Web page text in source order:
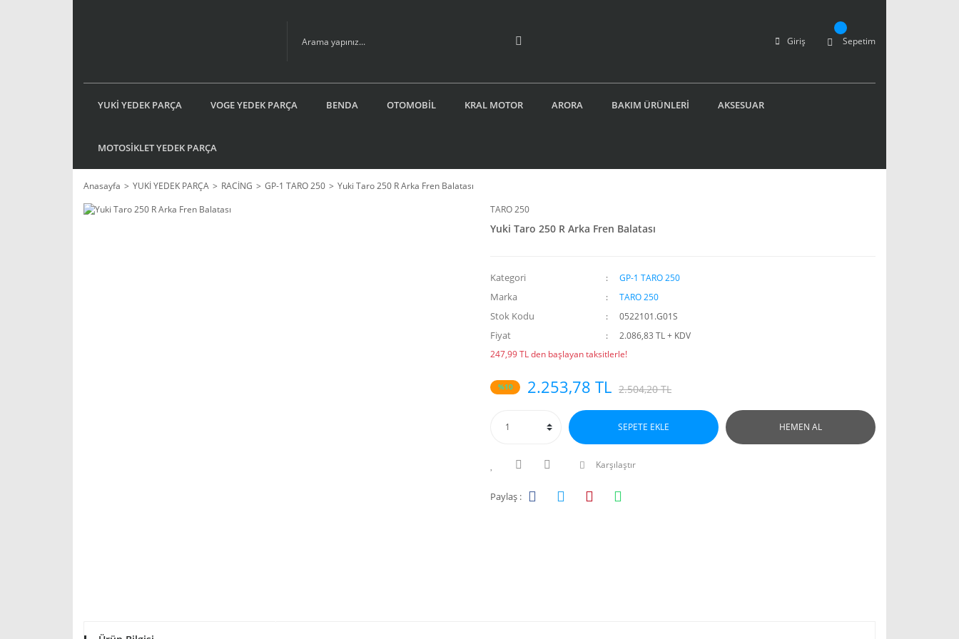
Giriş Sepetim
YUKİ YEDEK PARÇA VOGE YEDEK PARÇA BENDA OTOMOBİL KRAL MOTOR ARORA BAKIM ÜRÜNLERİ AKSESUAR
MOTOSİKLET YEDEK PARÇA
Anasayfa YUKİ YEDEK PARÇA RACİNG GP-1 TARO 250
Yuki Taro 250 R Arka Fren Balatası
TARO 250
Yuki Taro 250 R Arka Fren Balatası
Kategori GP-1 TARO 250
Marka TARO 250
Stok Kodu 0522101.G01S
Fiyat
2.086,83 TL + KDV
247,99 TL den başlayan taksitlerle!
%10 2.253,78 TL 2.504,20 TL
SEPETE EKLE HEMEN AL
Karşılaştır
Paylaş :